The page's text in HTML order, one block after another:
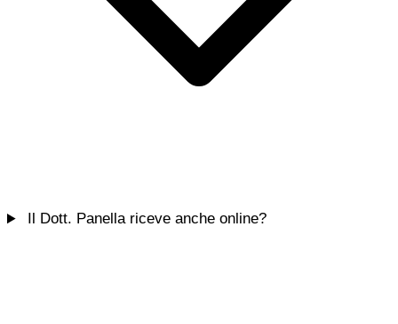
Il Dott. Panella riceve anche online?